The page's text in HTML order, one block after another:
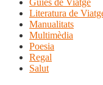
Guies de Viatge
Literatura de
Manualitats
Multimèdia
Poesia
Regal
Salut